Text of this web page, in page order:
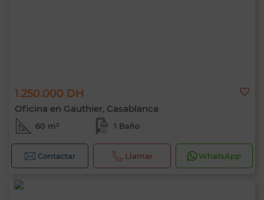
1.250.000 DH
Oficina en Gauthier, Casablanca
60 m² 1 Baño
Contactar Llamar WhatsApp